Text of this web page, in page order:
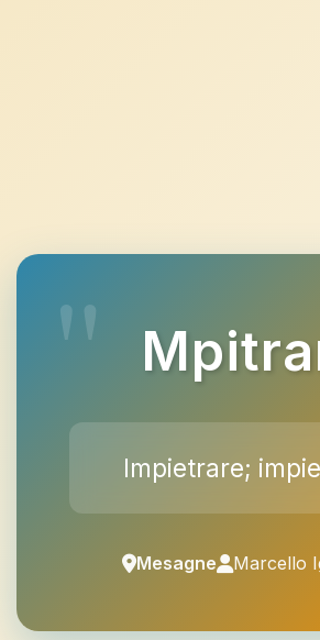
Impietrare;
Mesagne Marcello